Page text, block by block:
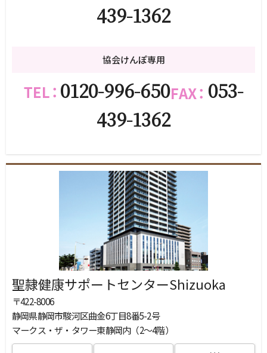
439-1362
協会けんぽ専用
0120-996-650
053-
439-1362
聖隷健康サポートセンターShizuoka
〒422-8006
静岡県静岡市駿河区曲金6丁目8番5-2号
マークス・ザ・タワー東静岡内（2～4階）